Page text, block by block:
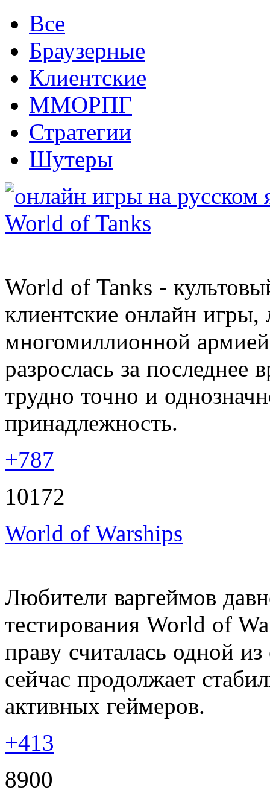
Все
Браузерные
Клиентские
ММОРПГ
Стратегии
Шутеры
World of Tanks
World of Tanks -
клиентские онлайн игры,
многомиллионной
разрослась за последнее
трудно точно и
принадлежность.
+787
10172
World of Warships
Любители варгеймов
тестирования World of
праву считалась одной
сейчас продолжает
активных геймеров.
+413
8900